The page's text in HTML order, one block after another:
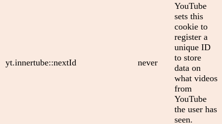
yt.innertube::nextId never
YouTube
sets this
cookie to
register a
unique ID
to store
data on
what videos
from
YouTube
the user has
seen.